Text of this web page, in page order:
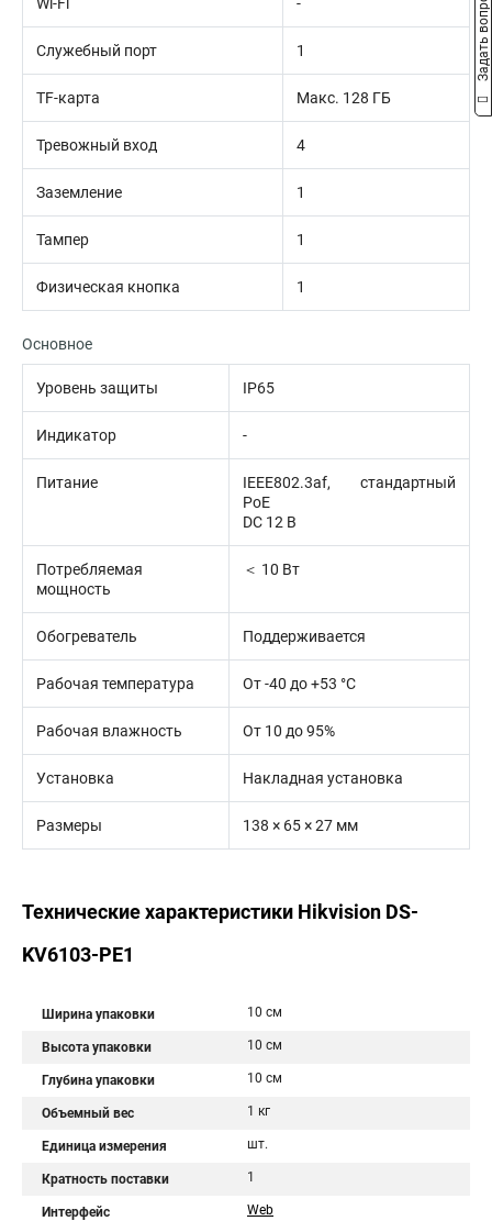
Служебный порт 1
TF-карта Макс. 128 ГБ
Тревожный вход 4
Заземление 1
Тампер 1
Физическая кнопка 1
Основное
Уровень защиты IP65
Индикатор -
Питание
IEEE802.3af, стандартный
PoE
DС 12 В
Потребляемая
мощность
＜ 10 Вт
Обогреватель Поддерживается
Рабочая температура От -40 до +53 °C
Рабочая влажность От 10 до 95%
Установка Накладная установка
Размеры 138 × 65 × 27 мм
Технические характеристики Hikvision DS-
KV6103-PE1
Ширина упаковки 10 см
Высота упаковки 10 см
Глубина упаковки 10 см
Объемный вес 1 кг
Единица измерения шт.
Кратность поставки 1
Интерфейс Web
Задать вопрос